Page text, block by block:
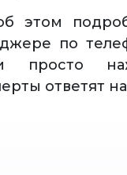
этом
по
просто
ответят